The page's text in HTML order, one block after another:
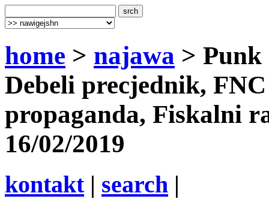
home > najawa >
Debeli precjednik,
propaganda, Fiskalni
16/02/2019
kontakt| search |